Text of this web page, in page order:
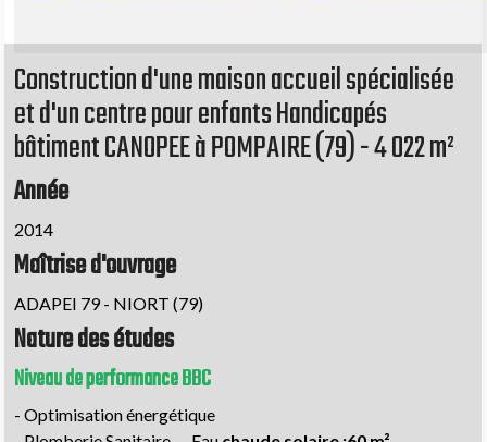
Construction d'une maison accueil spécialisée
et d'un centre pour enfants Handicapés
bâtiment CANOPEE à POMPAIRE (79) - 4 022 m²
Année
2014
Maîtrise d'ouvrage
ADAPEI 79 - NIORT (79)
Nature des études
Niveau de performance BBC
- Optimisation énergétique